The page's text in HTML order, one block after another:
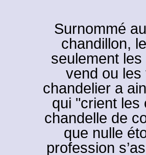
Surnommé
chandillon,
seulement
vend ou
chandelier a
qui "crient les
chandelle de
que nulle
profession